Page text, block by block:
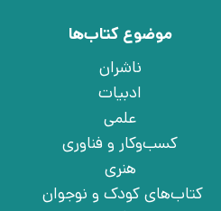
موضوع کتاب‌ها
ناشران
ادبیات
علمی
کسب‌وکار و فناوری
هنری
کتاب‌های کودک و نوجوان